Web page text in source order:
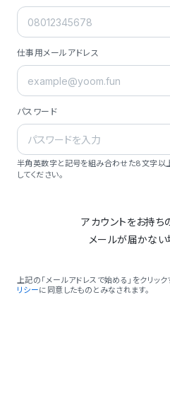
仕事用メールアドレス
パスワード
半角英数字と記号を組み合わせた8文字以
してください。
アカウントをお持ち
メールが届かな
上記の「メールアドレスで始める」をクリック
リシーに同意したものとみなされます。